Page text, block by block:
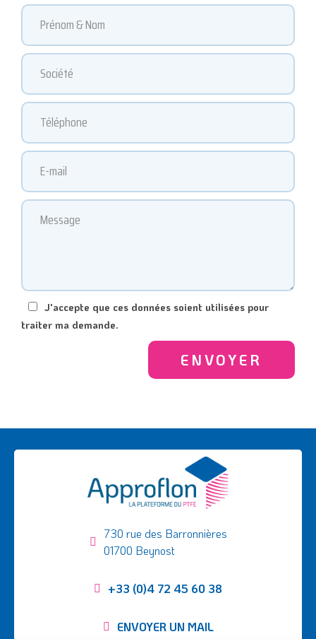
J'accepte que ces données soient utilisées pour
traiter ma demande.
730 rue des Barronnières
01700 Beynost
+33 (0)4 72 45 60 38
ENVOYER UN MAIL